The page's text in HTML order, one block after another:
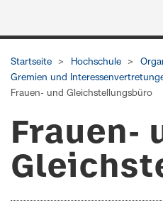
Startseite Hochschule
Gremien und
Frauen- und Gleichstellungsbüro
Frauen-